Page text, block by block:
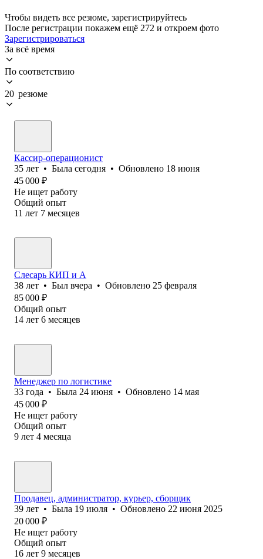
Чтобы видеть все резюме, зарегистрируйтесь
После регистрации покажем ещё 272 и откроем фото
Зарегистрироваться
За всё время
По соответствию
20 резюме
Кассир-операционист
35 лет • Была сегодня • Обновлено 18 июня
45 000 ₽
Не ищет работу
Общий опыт
11 лет 7 месяцев
Слесарь КИП и А
38 лет • Был вчера • Обновлено 25 февраля
85 000 ₽
Общий опыт
14 лет 6 месяцев
Менеджер по логистике
33 года • Была 24 июня • Обновлено 14 мая
45 000 ₽
Не ищет работу
Общий опыт
9 лет 4 месяца
Продавец, администратор, курьер, сборщик
39 лет • Была 19 июля • Обновлено 22 июня 2025
20 000 ₽
Не ищет работу
Общий опыт
16 лет 9 месяцев